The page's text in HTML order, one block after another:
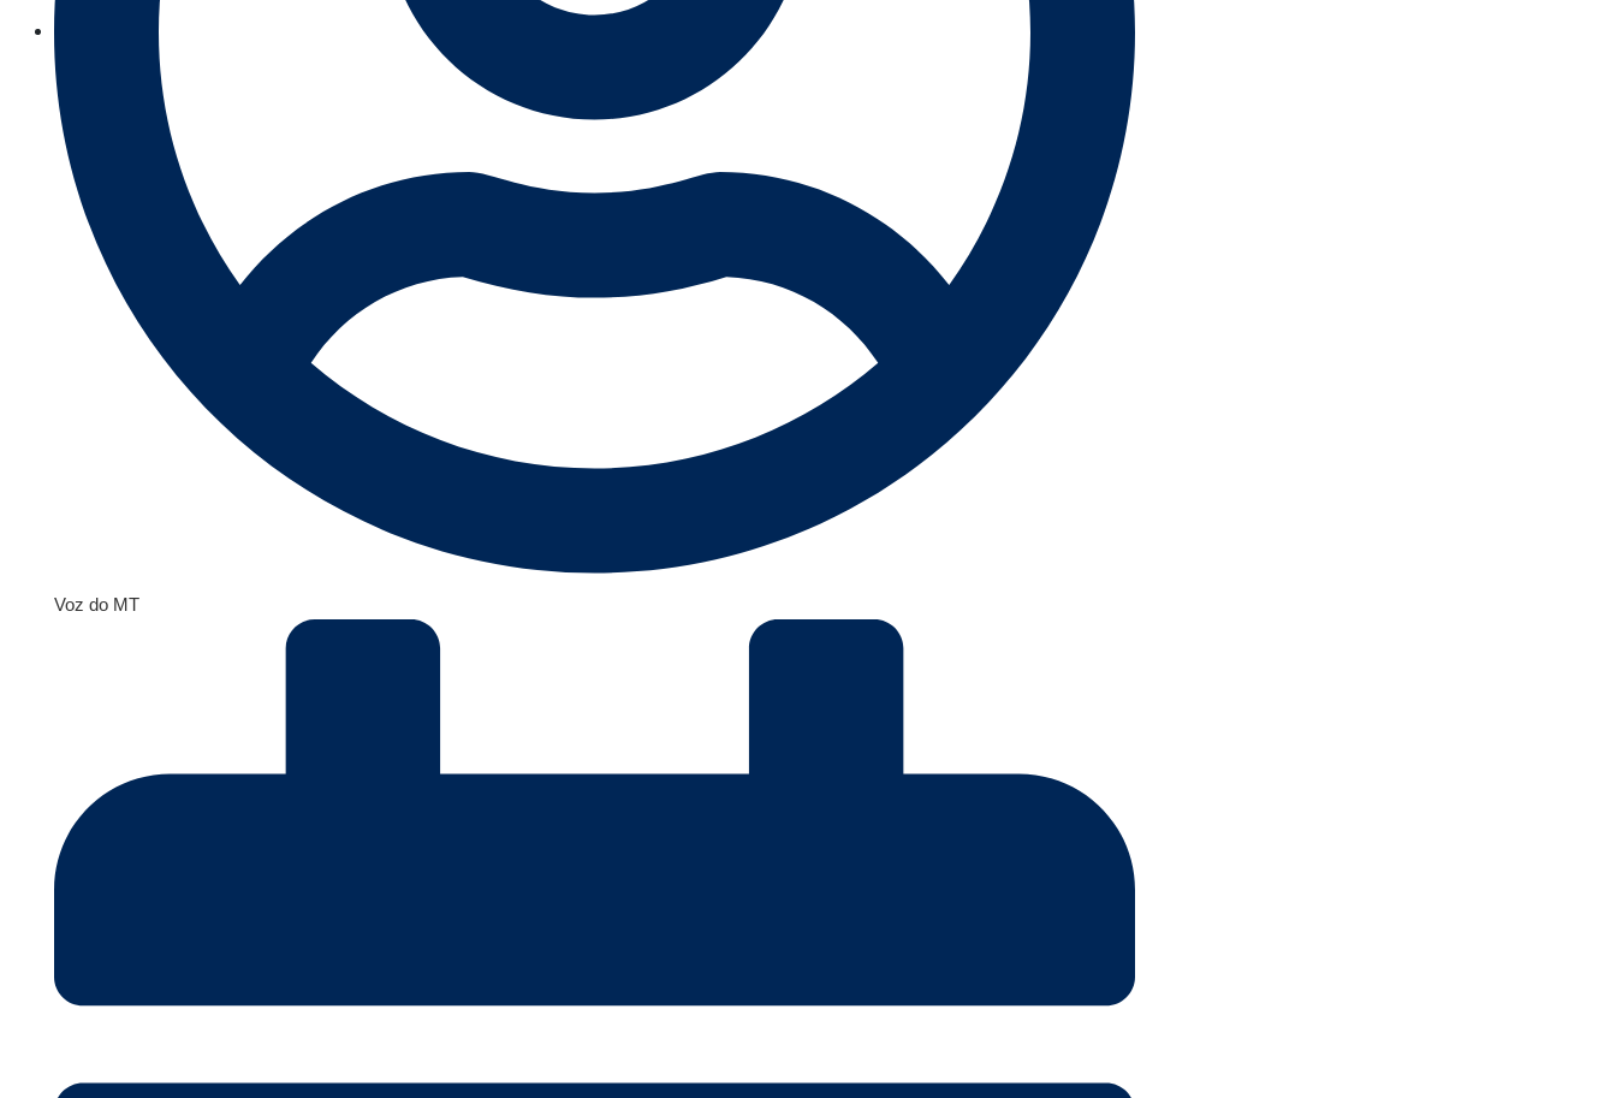
Voz do MT